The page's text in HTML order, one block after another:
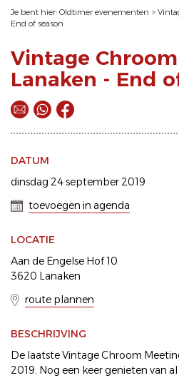
Je bent hier: Oldtimer evenementen >
End of season
Vintage
Lanaken - End
DATUM
dinsdag 24 september 2019
toevoegen in agenda
LOCATIE
Aan de Engelse Hof 10
3620 Lanaken
route plannen
BESCHRIJVING
De laatste Vintage Chroom
2019. Nog een keer genieten van